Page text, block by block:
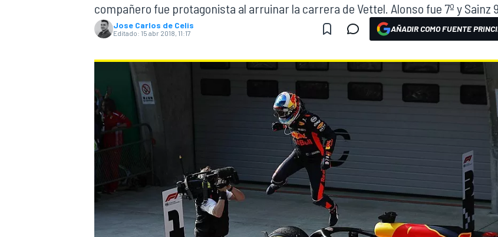
WEC
compañero fue protagonista al arruinar la carrera de Vettel. Alonso fue 7º y Sainz
Jose Carlos de Celis
Editado: 15 abr 2018, 11:17 AÑADIR COMO FUENTE